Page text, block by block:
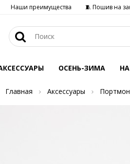
Наши преимущества 🧵 Пошив на
ОСЕНЬ-ЗИМА
Главная Аксессуары